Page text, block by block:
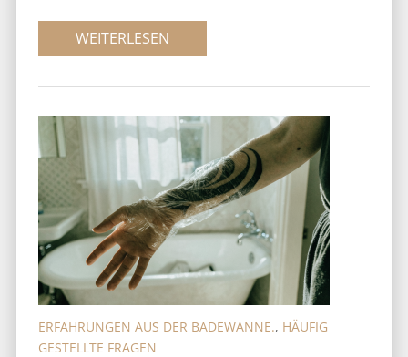
WEITERLESEN
ERFAHRUNGEN AUS DER BADEWANNE., HÄUFIG
GESTELLTE FRAGEN